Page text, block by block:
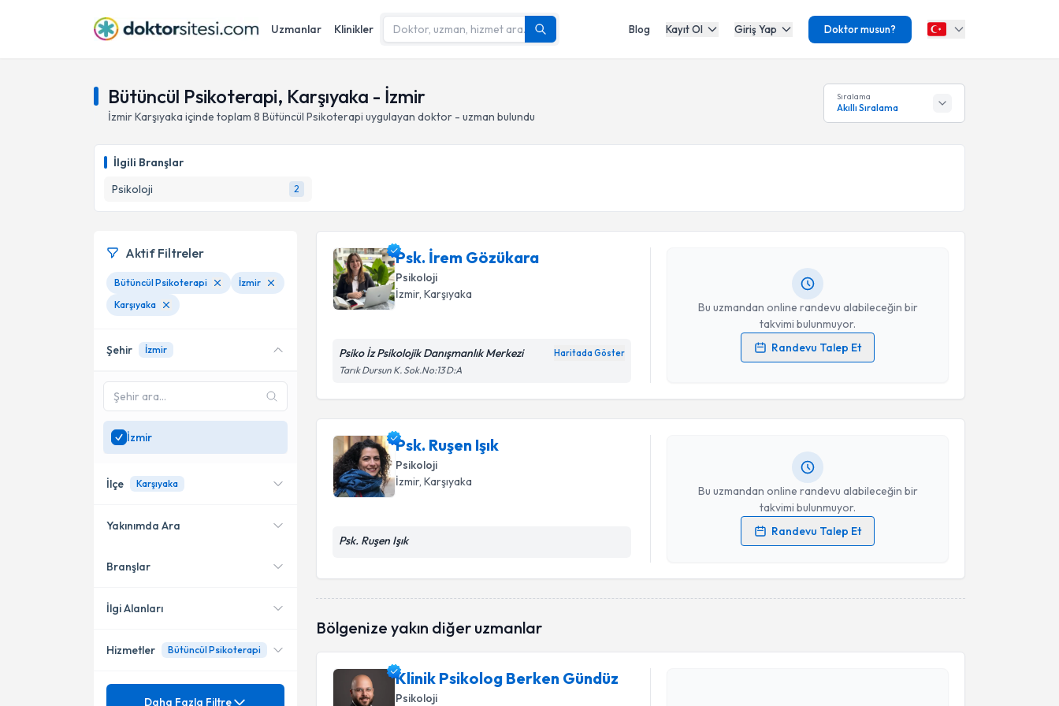
Uzmanlar Klinikler Blog Kayıt Ol Giriş Yap Doktor musun?
Bütüncül Psikoterapi, Karşıyaka - İzmir
İzmirKarşıyaka içinde toplam 8 Bütüncül Psikoterapi uygulayan doktor - uzman bulundu
Sıralama
Akıllı Sıralama
İlgili Branşlar
Psikoloji
2
Psk. İrem Gözükara
Psikoloji
İzmir, Karşıyaka
Psiko İz Psikolojik Danışmanlık Merkezi Haritada Göster
Tarık Dursun K. Sok.No:13 D:A
Bu uzmandan online randevu alabileceğin bir
takvimi bulunmuyor.
Randevu Talep Et
Kişisel verilerimin işlenmesine ilişkinAydınlatma Metni
işlenmesini kabul ediyorum.
Psk. Ruşen Işık
Psikoloji
İzmir, Karşıyaka
Psk. Ruşen Işık
Bu uzmandan online randevu alabileceğin bir
takvimi bulunmuyor.
Randevu Talep Et
Randevu Takvimi Talebi
uzmandan randevu almanız için bir takvim hazırlandığında e-
posta ile bilgilendireceğiz.
Kişisel verilerimin işlenmesine ilişkinAydınlatma Metni
işlenmesini kabul ediyorum.
Bölgenize yakın diğer uzmanlar
Klinik Psikolog Berken Gündüz
Psikoloji
Klinik Psikolog Berken Gündüz
Aktif Filtreler
Bütüncül Psikoterapi
İzmir
Karşıyaka
Şehir İzmir
İzmir
İlçe Karşıyaka
Buca
Karşıyaka
Yakınımda Ara
Konumuma yakın uzmanları
Branşlar
Psikoloji
İlgi Alanları
Bilişsel-Davranışçı Terapi
Hizmetler Bütüncül Psikoterapi
Mezuniyet
Daha Fazla Filtre